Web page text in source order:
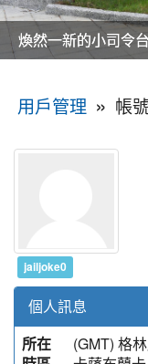
美麗的操場是我們
美麗的操場是我們
煥然一新的小司令台
煥然一新的小司令台
富含桃園埤塘田園
富含桃園埤塘田園
嶄新的中庭廣場
嶄新的中庭廣場
水生池生生不息
水生池生生不息
用戶管理 » 帳
jailjoke0
個人訊息
所在
(GMT) 格